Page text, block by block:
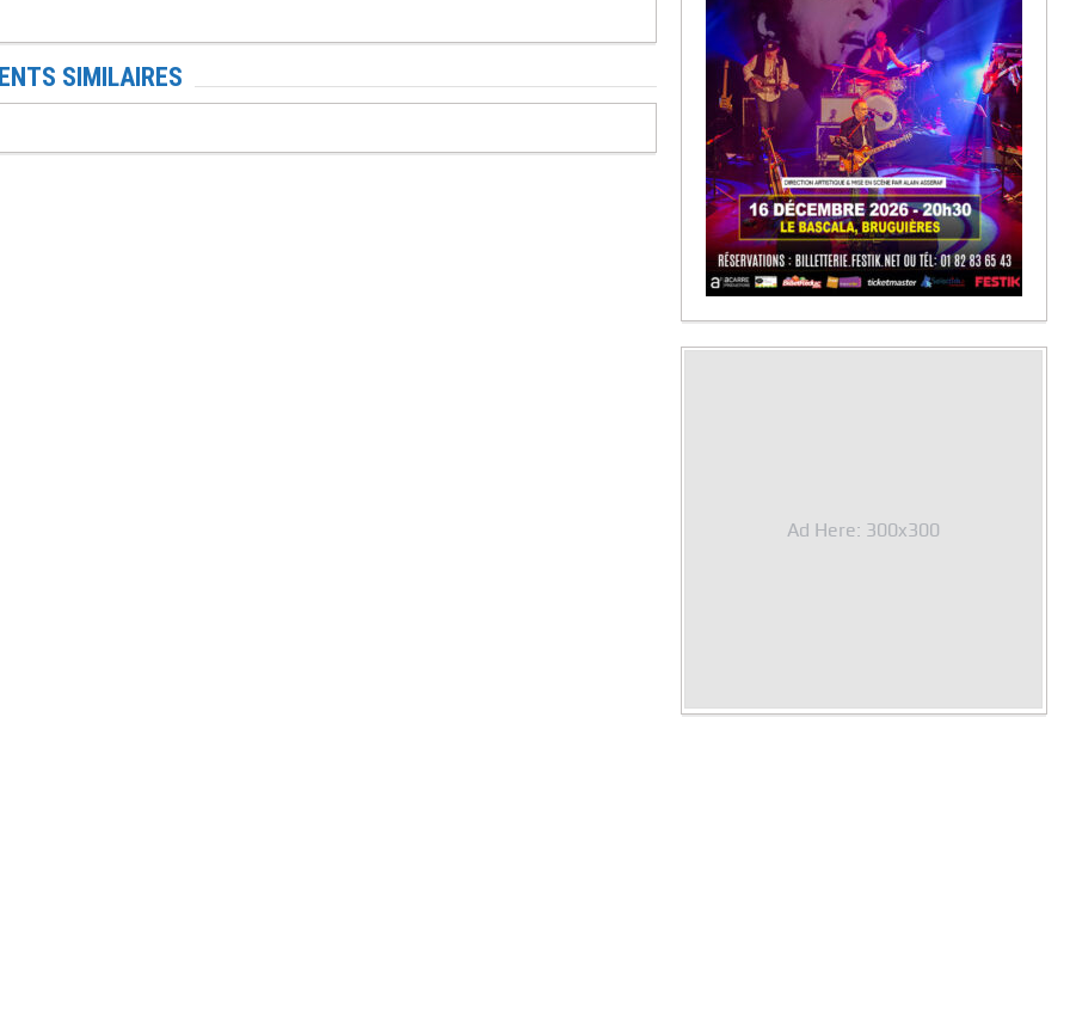
SIMILAIRES
Ad Here: 300x300